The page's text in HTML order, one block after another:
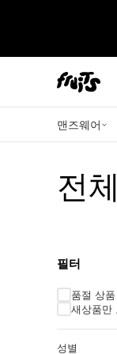
맨즈웨어
전
필터
품절 상
새상품만
성별